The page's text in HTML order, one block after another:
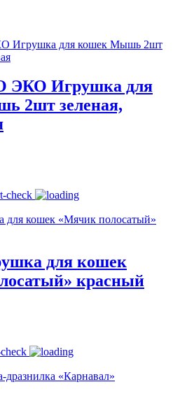
Игрушка для
2шт зеленая,
для кошек
красный